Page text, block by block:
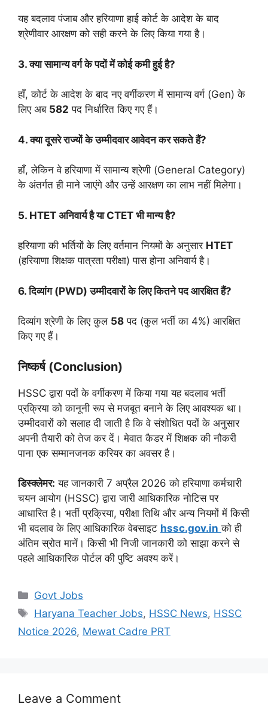
यह बदलाव पंजाब और हरियाणा हाई कोर्ट के आदेश के बाद
श्रेणीवार आरक्षण को सही करने के लिए किया गया है।
3. क्या सामान्य वर्ग के पदों में कोई कमी हुई है?
हाँ, कोर्ट के आदेश के बाद नए वर्गीकरण में सामान्य वर्ग (Gen) के
लिए अब 582 पद निर्धारित किए गए हैं।
4. क्या दूसरे राज्यों के उम्मीदवार आवेदन कर सकते हैं?
हाँ, लेकिन वे हरियाणा में सामान्य श्रेणी (General Category)
के अंतर्गत ही माने जाएंगे और उन्हें आरक्षण का लाभ नहीं मिलेगा।
5. HTET अनिवार्य है या CTET भी मान्य है?
हरियाणा की भर्तियों के लिए वर्तमान नियमों के अनुसार HTET
(हरियाणा शिक्षक पात्रता परीक्षा) पास होना अनिवार्य है।
6. दिव्यांग (PWD) उम्मीदवारों के लिए कितने पद आरक्षित हैं?
दिव्यांग श्रेणी के लिए कुल 58 पद (कुल भर्ती का 4%) आरक्षित
किए गए हैं।
निष्कर्ष (Conclusion)
HSSC द्वारा पदों के वर्गीकरण में किया गया यह बदलाव भर्ती
प्रक्रिया को कानूनी रूप से मजबूत बनाने के लिए आवश्यक था।
उम्मीदवारों को सलाह दी जाती है कि वे संशोधित पदों के अनुसार
अपनी तैयारी को तेज कर दें। मेवात कैडर में शिक्षक की नौकरी
पाना एक सम्मानजनक करियर का अवसर है।
डिस्क्लेमर: यह जानकारी 7 अप्रैल 2026 को हरियाणा कर्मचारी
चयन आयोग (HSSC) द्वारा जारी आधिकारिक नोटिस पर
आधारित है। भर्ती प्रक्रिया, परीक्षा तिथि और अन्य नियमों में किसी
भी बदलाव के लिए आधिकारिक वेबसाइट hssc.gov.in को ही
अंतिम स्रोत मानें। किसी भी निजी जानकारी को साझा करने से
पहले आधिकारिक पोर्टल की पुष्टि अवश्य करें।
Categories
Govt Jobs
Tags
Haryana Teacher Jobs, HSSC News, HSSC
Notice 2026, Mewat Cadre PRT
Leave a Comment